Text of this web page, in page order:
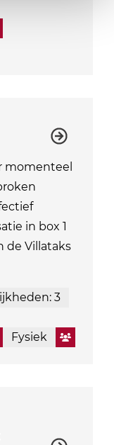
momenteel
in box 1
de Villataks
3
Fysiek